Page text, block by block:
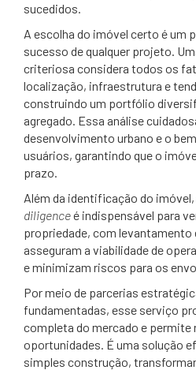
sucedidos.
A escolha do imóvel certo é um
sucesso de qualquer projeto.
criteriosa considera todos os
localização, infraestrutura e
construindo um portfólio
agregado. Essa análise
desenvolvimento urbano e o
usuários, garantindo que o
prazo.
Além da identificação do
diligenceé indispensável para
propriedade, com levantamento
asseguram a viabilidade de
e minimizam riscos para os
Por meio de parcerias
fundamentadas, esse serviço
completa do mercado e permite
oportunidades. É uma solução
simples construção,